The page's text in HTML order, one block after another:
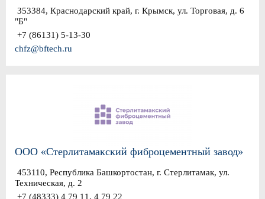
353384, Краснодарский край, г. Крымск, ул. Торговая, д. 6
"Б"
+7 (86131) 5-13-30
chfz@bftech.ru
ООО «Стерлитамакский фиброцементный завод»
453110, Республика Башкортостан, г. Стерлитамак, ул.
Техническая, д. 2
+7 (48333) 4 79 11, 4 79 22